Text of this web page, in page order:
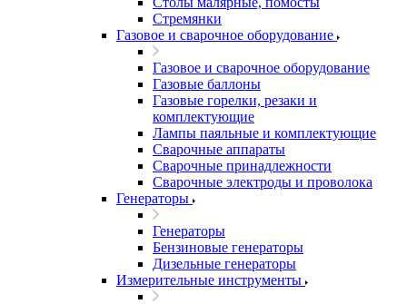
Стремянки
Газовое и сварочное оборудование
Газовое и сварочное оборудование
Газовые баллоны
Газовые горелки, резаки и
комплектующие
Лампы паяльные и комплектующие
Сварочные аппараты
Сварочные принадлежности
Сварочные электроды и проволока
Генераторы
Генераторы
Бензиновые генераторы
Дизельные генераторы
Измерительные инструменты